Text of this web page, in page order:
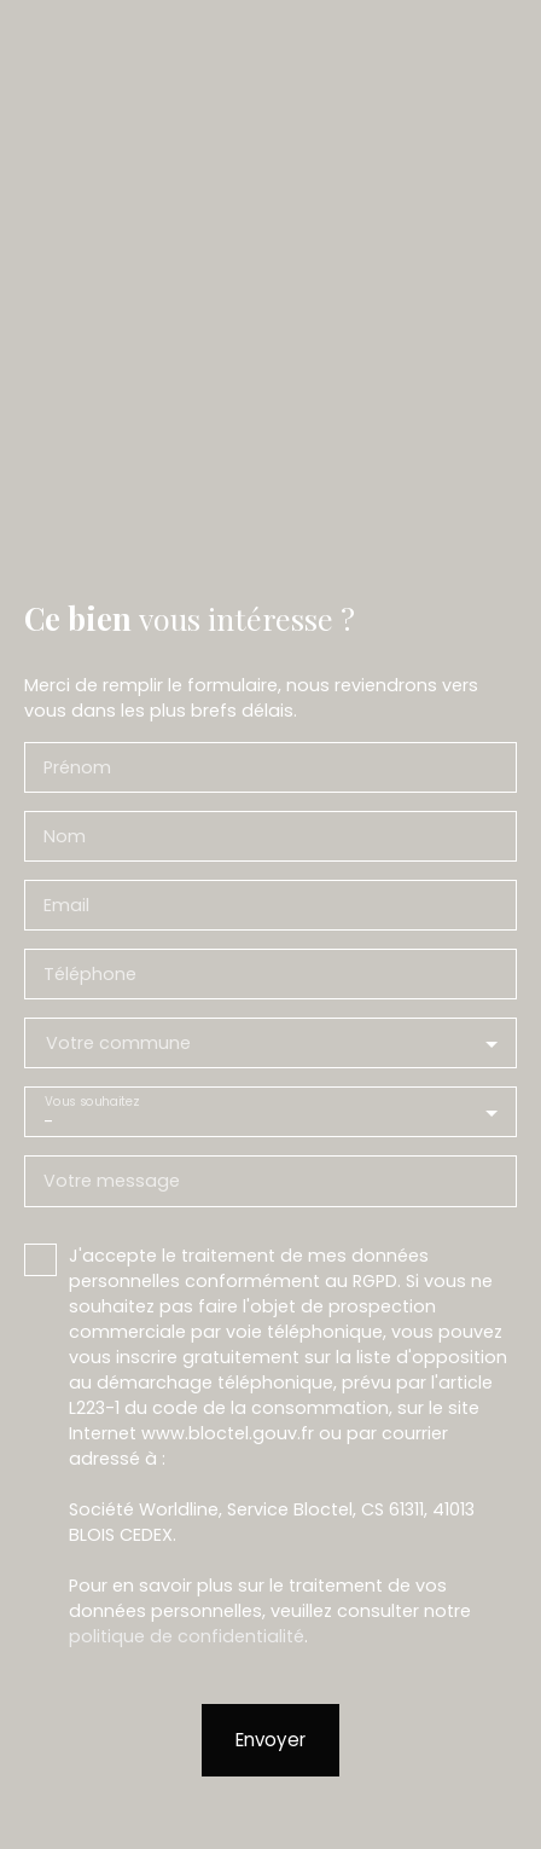
Ce bien vous intéresse ?
Merci de remplir le formulaire, nous reviendrons vers
vous dans les plus brefs délais.
Prénom
Nom
Email
Téléphone
Votre commune
-
Vous souhaitez
Votre message
J'accepte le traitement de mes données
personnelles conformément au RGPD. Si vous ne
souhaitez pas faire l'objet de prospection
commerciale par voie téléphonique, vous pouvez
vous inscrire gratuitement sur la liste d'opposition
au démarchage téléphonique, prévu par l'article
L223-1 du code de la consommation, sur le site
Internet www.bloctel.gouv.fr ou par courrier
adressé à :
Société Worldline, Service Bloctel, CS 61311, 41013
BLOIS CEDEX.
Pour en savoir plus sur le traitement de vos
données personnelles, veuillez consulter notre
politique de confidentialité.
Envoyer